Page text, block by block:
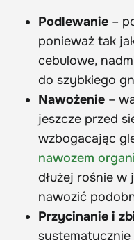
Podlewanie –
ponieważ tak
cebulowe,
do szybkiego
Nawożenie –
jeszcze przed
wzbogacając
nawozem
dłużej rośnie w
nawozić
Przycinanie i
systematycznie